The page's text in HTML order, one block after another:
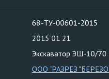
68-ТУ-00601-2015
2015 01 21
Экскаватор ЭШ-10/
ООО "РАЗРЕЗ